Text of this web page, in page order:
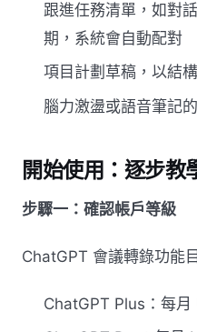
跟進任務清單，如對
期，系統會自動配對
項目計劃草稿，以結
腦力激盪或語音筆記
開始使用：逐步教
步驟一：確認帳戶等級
ChatGPT 會議轉錄功能
ChatGPT Plus：每月